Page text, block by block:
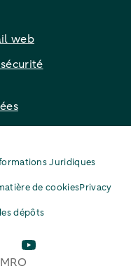
web
Juridiques
de cookiesPrivacy
dépôts